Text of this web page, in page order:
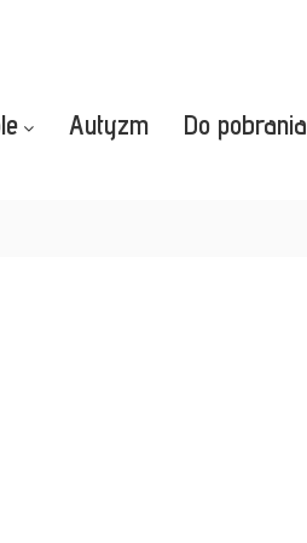
Autyzm Do pobrania